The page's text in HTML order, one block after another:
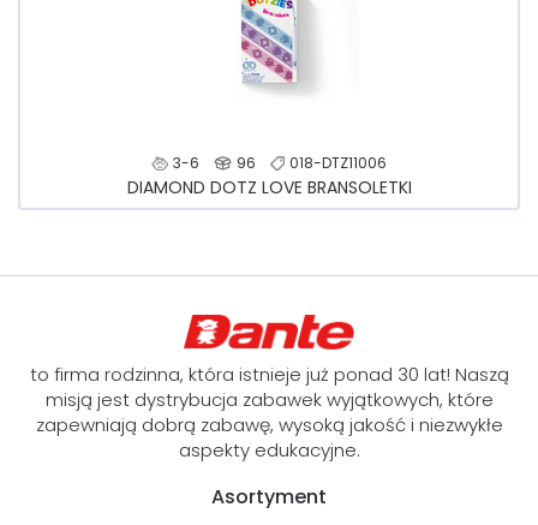
3-6 96 018-DTZ11006
DIAMOND DOTZ LOVE BRANSOLETKI
to firma rodzinna, która istnieje już ponad 30 lat! Naszą
misją jest dystrybucja zabawek wyjątkowych, które
zapewniają dobrą zabawę, wysoką jakość i niezwykłe
aspekty edukacyjne.
Asortyment